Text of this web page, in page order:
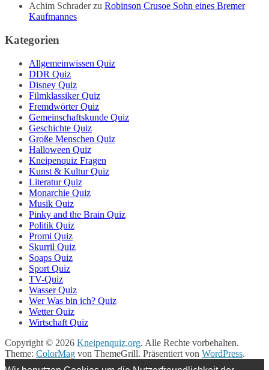
Achim Schraderzu Robinson Crusoe Sohn eines Bremer
Kaufmannes
Kategorien
Allgemeinwissen Quiz
DDR Quiz
Disney Quiz
Filmklassiker Quiz
Fremdwörter Quiz
Gemeinschaftskunde Quiz
Geschichte Quiz
Große Menschen Quiz
Halloween Quiz
Kneipenquiz Fragen
Kunst & Kultur Quiz
Literatur Quiz
Monarchie Quiz
Musik Quiz
Pinky and the Brain Quiz
Politik Quiz
Promi Quiz
Skurril Quiz
Soaps Quiz
Sport Quiz
TV-Quiz
Wasser Quiz
Wer Was bin ich? Quiz
Wetter Quiz
Wirtschaft Quiz
Copyright © 2026 Kneipenquiz.org. Alle Rechte vorbehalten.
Theme: ColorMag von ThemeGrill. Präsentiert von WordPress.